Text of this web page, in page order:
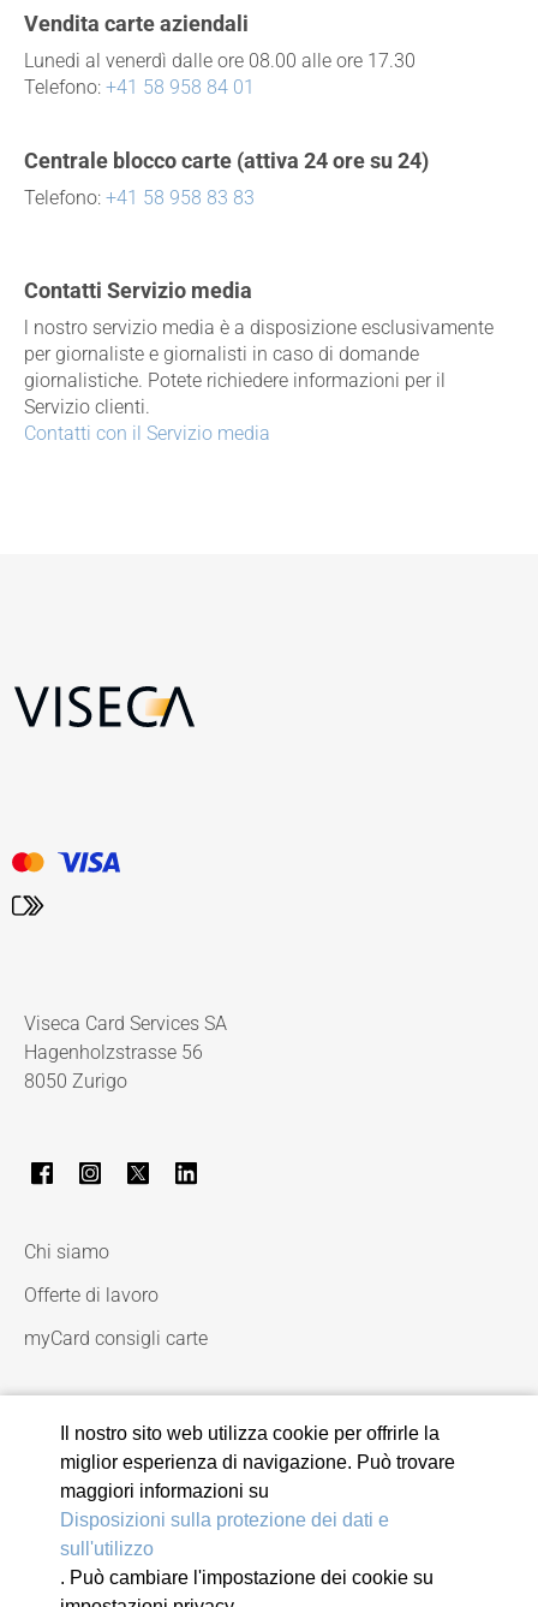
Il nostro sito web utilizza cookie per offrirle la
miglior esperienza di navigazione. Può trovare
maggiori informazioni su
Disposizioni sulla protezione dei dati e
sull'utilizzo
. Può cambiare l'impostazione dei cookie su
Vendita carte aziendali
Lunedi al venerdì dalle ore 08.00 alle ore 17.30
Telefono: +41 58 958 84 01
Centrale blocco carte (attiva 24 ore su 24)
Telefono: +41 58 958 83 83
Contatti Servizio media
l nostro servizio media è a disposizione esclusivamente
per giornaliste e giornalisti in caso di domande
giornalistiche. Potete richiedere informazioni per il
Servizio clienti.
Contatti con il Servizio media
Viseca Card Services SA
Hagenholzstrasse 56
8050 Zurigo
Chi siamo
Offerte di lavoro
myCard consigli carte
© 2026 Viseca Card Services SA